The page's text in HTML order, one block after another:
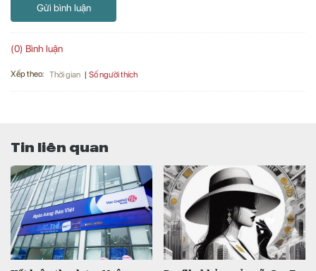
Gửi bình luận
(0) Bình luận
Xếp theo: Thời gian Số người thích
Tin liên quan